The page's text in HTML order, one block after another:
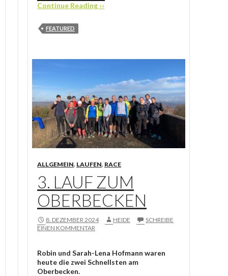
Continue Reading ››
FEATURED
ALLGEMEIN, LAUFEN, RACE
3. LAUF ZUM
OBERBECKEN
8. DEZEMBER 2024 HEIDE
SCHREIBE
EINEN KOMMENTAR
Robin und Sarah-Lena Hofmann waren
heute die zwei Schnellsten am
Oberbecken.